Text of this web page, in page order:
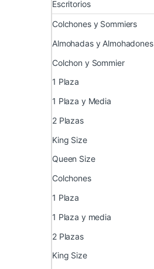
Escritorios
Colchones y Sommiers
Almohadas y Almohadones
Colchon y Sommier
1 Plaza
1 Plaza y Media
2 Plazas
King Size
Queen Size
Colchones
1 Plaza
1 Plaza y media
2 Plazas
King Size